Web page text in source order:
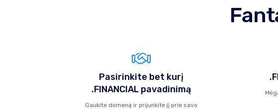
Pasirinkite bet kurį
.FINANCIAL pavadinimą
Gaukite domeną ir prijunkite jį prie savo